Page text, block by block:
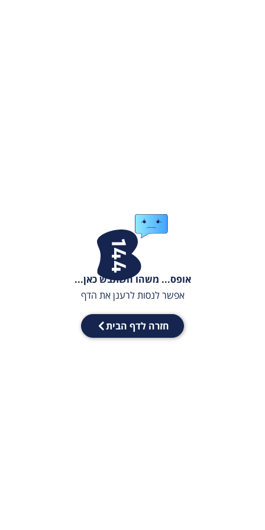
אופס... משהו השתבש כאן...
אפשר לנסות לרענן את הדף
חזרה לדף הבית